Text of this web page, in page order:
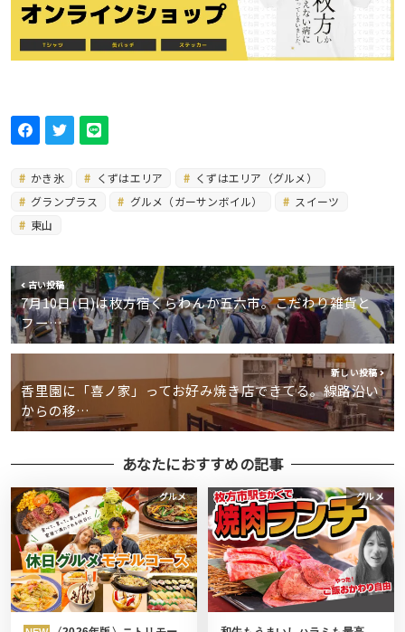
かき氷 くずはエリア
くずはエリア（グルメ）
グランプラス
グルメ（ガーサンボイル）
スイーツ
東山
古い投稿
7月10日(日)は枚方宿くらわんか五六市。こだわり雑貨と
フー…
新しい投稿
香里園に「喜ノ家」ってお好み焼き店できてる。線路沿い
からの移…
あなたにおすすめの記事
グルメ グルメ